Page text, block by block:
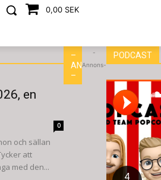
0,00 SEK
en
0
och sällan
att
med den...
–
ANNONS
–
-
Annons-
PODCAST